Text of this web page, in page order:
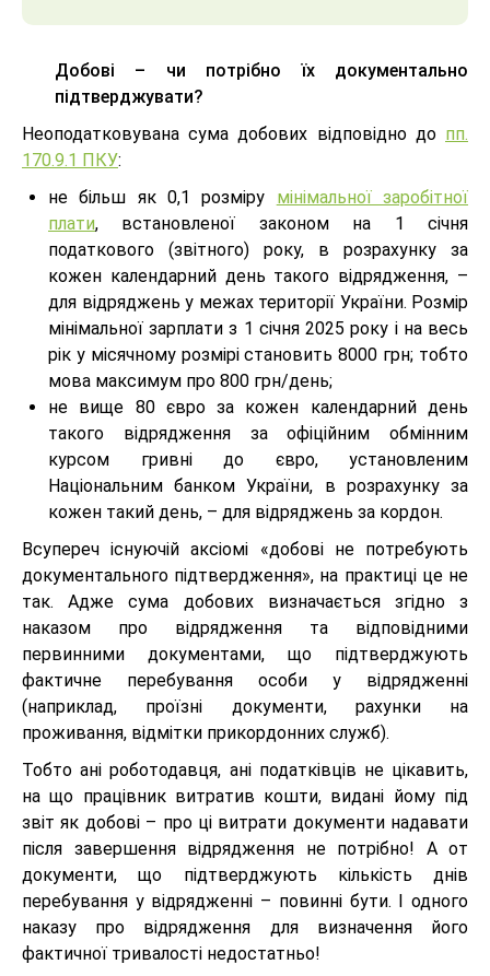
Добові – чи потрібно їх документально
підтверджувати?
Неоподатковувана сума добових відповідно до пп.
170.9.1 ПКУ:
не більш як 0,1 розміру мінімальної заробітної
плати, встановленої законом на 1 січня
податкового (звітного) року, в розрахунку за
кожен календарний день такого відрядження, –
для відряджень у межах території України. Розмір
мінімальної зарплати з 1 січня 2025 року і на весь
рік у місячному розмірі становить 8000 грн; тобто
мова максимум про 800 грн/день;
не вище 80 євро за кожен календарний день
такого відрядження за офіційним обмінним
курсом гривні до євро, установленим
Національним банком України, в розрахунку за
кожен такий день, – для відряджень за кордон.
Всупереч існуючій аксіомі «добові не потребують
документального підтвердження», на практиці це не
так. Адже сума добових визначається згідно з
наказом про відрядження та відповідними
первинними документами, що підтверджують
фактичне перебування особи у відрядженні
(наприклад, проїзні документи, рахунки на
проживання, відмітки прикордонних служб).
Тобто ані роботодавця, ані податківців не цікавить,
на що працівник витратив кошти, видані йому під
звіт як добові – про ці витрати документи надавати
після завершення відрядження не потрібно! А от
документи, що підтверджують кількість днів
перебування у відрядженні – повинні бути. І одного
наказу про відрядження для визначення його
фактичної тривалості недостатньо!